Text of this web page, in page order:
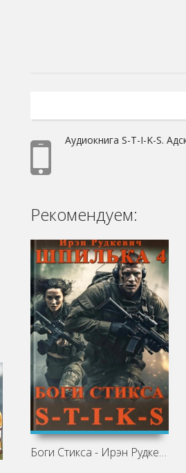
Аудиокнига S-T-I-K-S.
Рекомендуем:
Боги Стикса - Ирэн Рудкевич